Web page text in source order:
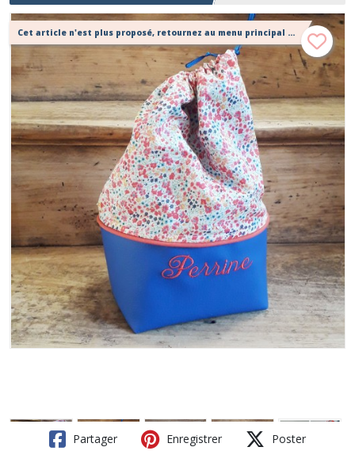
Cet article n'est plus proposé, retournez au menu principal ou contactez moi!
Partager Enregistrer Poster